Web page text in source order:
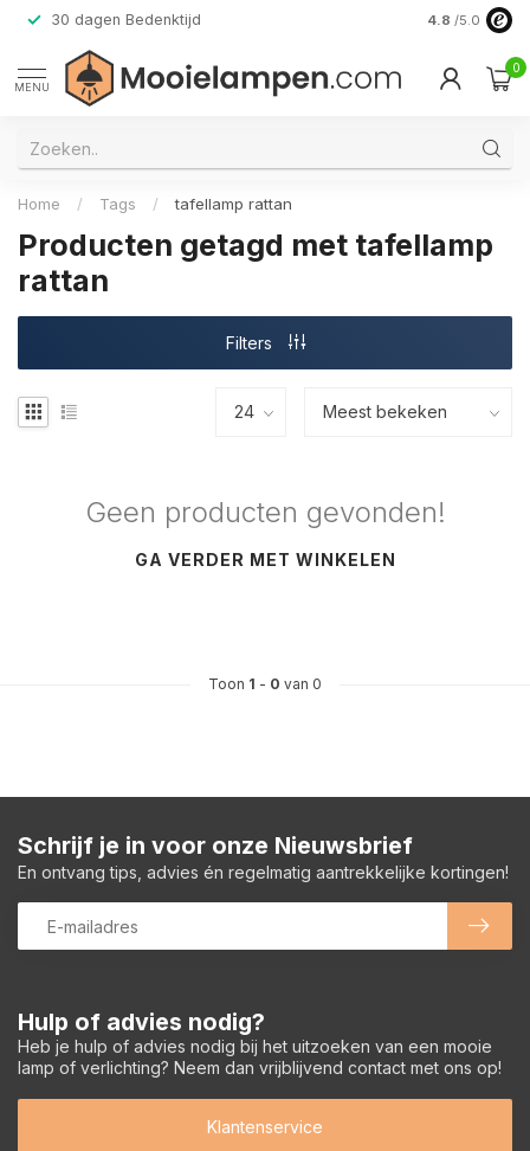
30 dagen Bedenktijd Verzending
4.8 /5.0
MENU
0
Home / Tags / tafellamp rattan
Producten getagd met tafellamp
rattan
Filters
Geen producten gevonden!
GA VERDER MET WINKELEN
Toon 1 - 0 van 0
Hulp of advies nodig?
Heb je hulp of advies nodig bij het uitzoeken van een mooie
lamp of verlichting? Neem dan vrijblijvend contact met ons op!
Klantenservice
Schrijf je in voor onze Nieuwsbrief
En ontvang tips, advies én regelmatig aantrekkelijke kortingen!